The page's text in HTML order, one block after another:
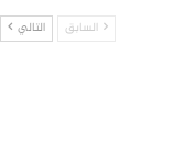
السابق التالي